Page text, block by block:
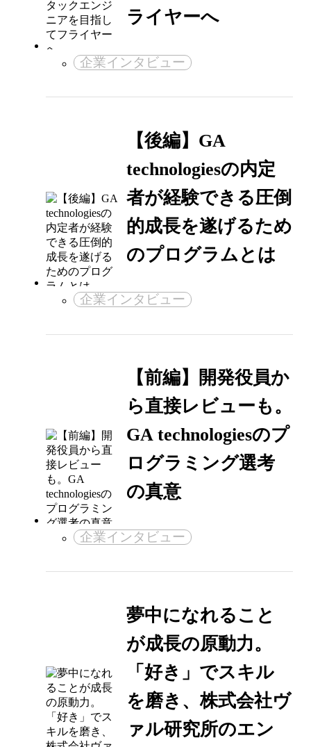
ライヤーへ
企業インタビュー
【後編】GA
technologiesの内定
者が経験できる圧倒
的成長を遂げるため
のプログラムとは
企業インタビュー
【前編】開発役員か
ら直接レビューも。
GA technologiesのプ
ログラミング選考
の真意
企業インタビュー
夢中になれること
が成長の原動力。
「好き」でスキル
を磨き、株式会社ヴ
ァル研究所のエン